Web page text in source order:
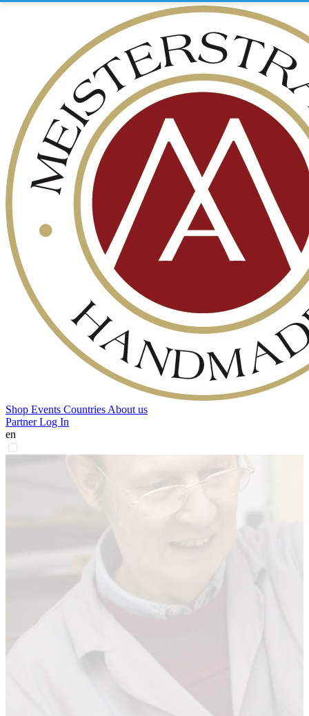
Shop Events Countries About us
Partner Log In
en